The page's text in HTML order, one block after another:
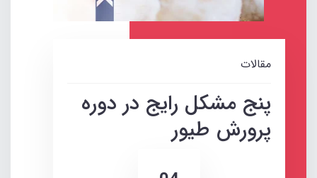
مقالات
پنج مشکل رایج در دوره
پرورش طیور